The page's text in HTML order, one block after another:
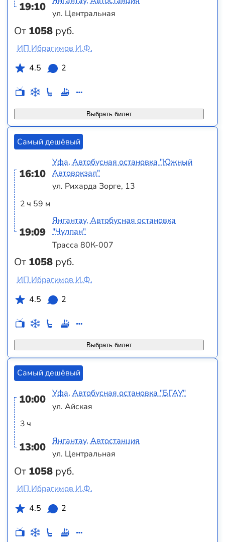
19:10
От 1058 руб.
ул. Центральная
Выбрать билет
ИП Ибрагимов И.Ф.
4.5
2
Самый дешёвый
16:10
2 ч 59 м
19:09
От 1058 руб.
Уфа, Автобусная остановка "Южный
Автовокзал"
ул. Рихарда Зорге, 13
Янгантау, Автобусная остановка
"Чулпан"
Трасса 80К-007
Выбрать билет
ИП Ибрагимов И.Ф.
4.5
2
Самый дешёвый
10:00
3 ч
13:00
От 1058 руб.
Уфа, Автобусная остановка "БГАУ"
ул. Айская
Янгантау, Автостанция
ул. Центральная
ИП Ибрагимов И.Ф.
4.5
2